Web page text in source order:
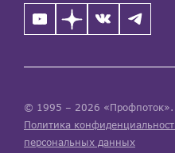
© 1995 – 2026
Политика
персональных данных